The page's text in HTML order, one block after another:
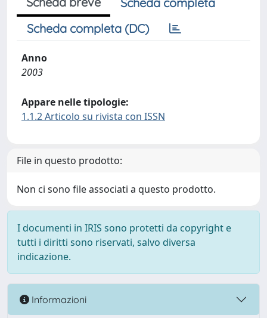
Scheda completa (DC)
Anno
2003
Appare nelle tipologie:
1.1.2 Articolo su rivista con ISSN
File in questo prodotto:
Non ci sono file associati a questo prodotto.
I documenti in IRIS sono protetti da copyright e
tutti i diritti sono riservati, salvo diversa
indicazione.
Informazioni